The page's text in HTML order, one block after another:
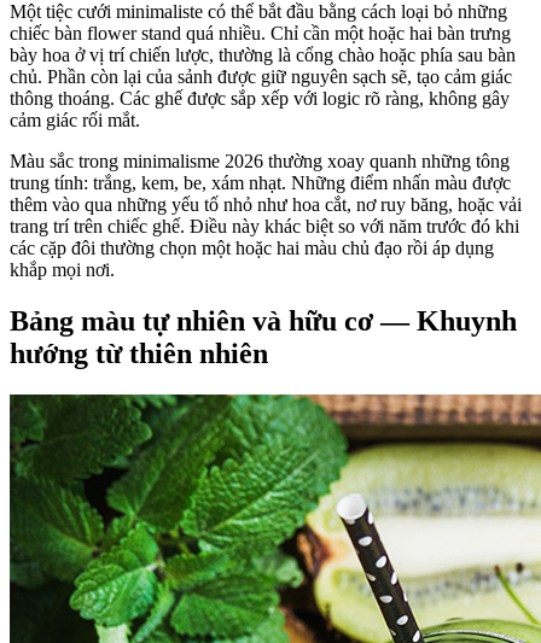
Một tiệc cưới minimaliste có thể bắt đầu bằng cách loại bỏ những
chiếc bàn flower stand quá nhiều. Chỉ cần một hoặc hai bàn trưng
bày hoa ở vị trí chiến lược, thường là cổng chào hoặc phía sau bàn
chủ. Phần còn lại của sảnh được giữ nguyên sạch sẽ, tạo cảm giác
thông thoáng. Các ghế được sắp xếp với logic rõ ràng, không gây
cảm giác rối mắt.
Màu sắc trong minimalisme 2026 thường xoay quanh những tông
trung tính: trắng, kem, be, xám nhạt. Những điểm nhấn màu được
thêm vào qua những yếu tố nhỏ như hoa cắt, nơ ruy băng, hoặc vải
trang trí trên chiếc ghế. Điều này khác biệt so với năm trước đó khi
các cặp đôi thường chọn một hoặc hai màu chủ đạo rồi áp dụng
khắp mọi nơi.
Bảng màu tự nhiên và hữu cơ — Khuynh
hướng từ thiên nhiên